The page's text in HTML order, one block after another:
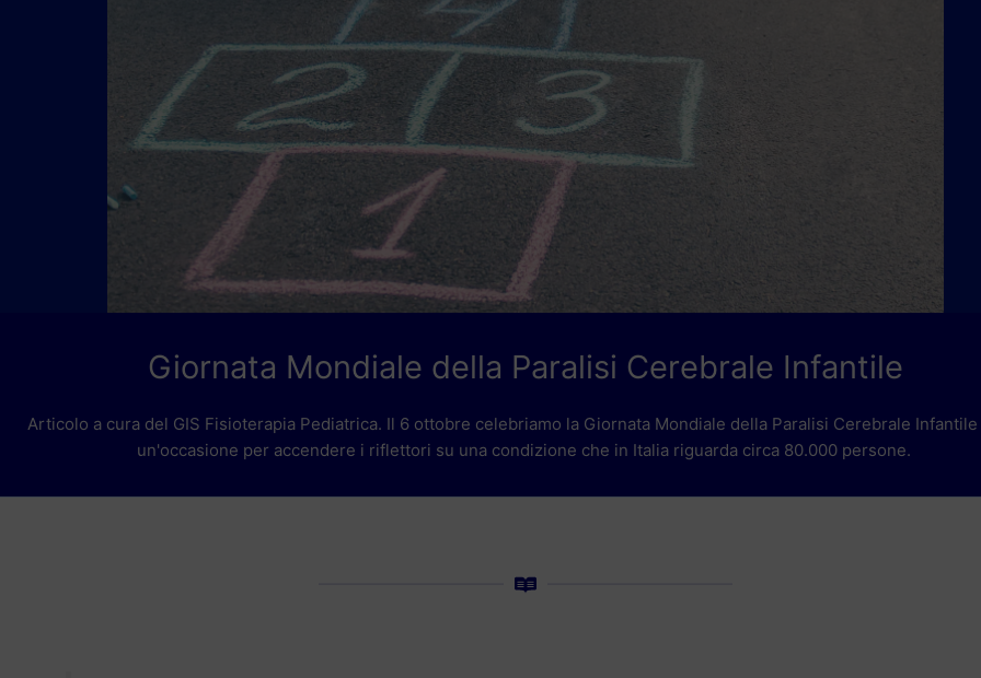
Giornata Mondiale della Paralisi Cerebrale Infantile
Articolo a cura del GIS Fisioterapia Pediatrica. Il 6 ottobre celebriamo la Giornata Mondiale della Paralisi Cerebrale Infantile
un'occasione per accendere i riflettori su una condizione che in Italia riguarda circa 80.000 persone.